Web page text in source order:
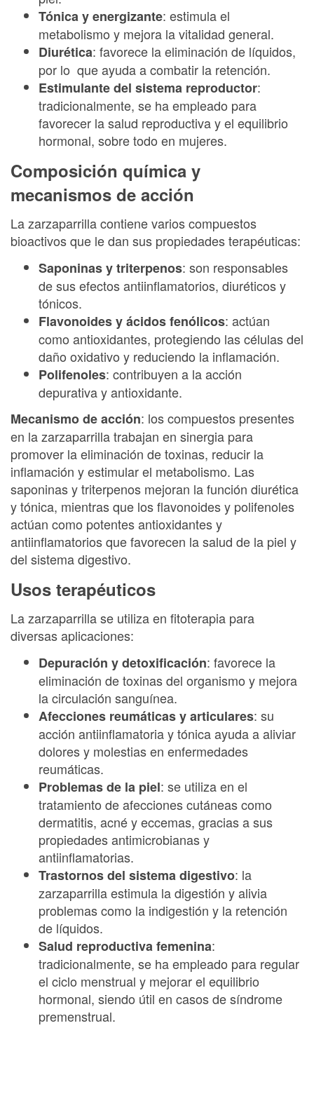
Tónica y energizante: estimula el
metabolismo y mejora la vitalidad general.
Diurética: favorece la eliminación de líquidos,
por lo que ayuda a combatir la retención.
Estimulante del sistema reproductor:
tradicionalmente, se ha empleado para
favorecer la salud reproductiva y el equilibrio
hormonal, sobre todo en mujeres.
Composición química y
mecanismos de acción
La zarzaparrilla contiene varios compuestos
bioactivos que le dan sus propiedades terapéuticas:
Saponinas y triterpenos: son responsables
de sus efectos antiinflamatorios, diuréticos y
tónicos.
Flavonoides y ácidos fenólicos: actúan
como antioxidantes, protegiendo las células del
daño oxidativo y reduciendo la inflamación.
Polifenoles: contribuyen a la acción
depurativa y antioxidante.
Mecanismo de acción: los compuestos presentes
en la zarzaparrilla trabajan en sinergia para
promover la eliminación de toxinas, reducir la
inflamación y estimular el metabolismo. Las
saponinas y triterpenos mejoran la función diurética
y tónica, mientras que los flavonoides y polifenoles
actúan como potentes antioxidantes y
antiinflamatorios que favorecen la salud de la piel y
del sistema digestivo.
Usos terapéuticos
La zarzaparrilla se utiliza en fitoterapia para
diversas aplicaciones:
Depuración y detoxificación: favorece la
eliminación de toxinas del organismo y mejora
la circulación sanguínea.
Afecciones reumáticas y articulares: su
acción antiinflamatoria y tónica ayuda a aliviar
dolores y molestias en enfermedades
reumáticas.
Problemas de la piel: se utiliza en el
tratamiento de afecciones cutáneas como
dermatitis, acné y eccemas, gracias a sus
propiedades antimicrobianas y
antiinflamatorias.
Trastornos del sistema digestivo: la
zarzaparrilla estimula la digestión y alivia
problemas como la indigestión y la retención
de líquidos.
Salud reproductiva femenina:
tradicionalmente, se ha empleado para regular
el ciclo menstrual y mejorar el equilibrio
hormonal, siendo útil en casos de síndrome
premenstrual.